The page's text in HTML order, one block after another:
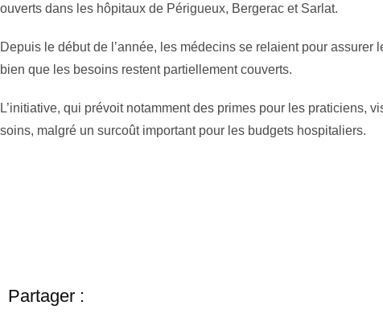
ouverts dans les hôpitaux de Périgueux, Bergerac et Sarlat.
Depuis le début de l’année, les médecins se relaient pour
bien que les besoins restent partiellement couverts.
L’initiative, qui prévoit notamment des primes pour les praticiens,
soins, malgré un surcoût important pour les budgets hospitaliers.
Partager :